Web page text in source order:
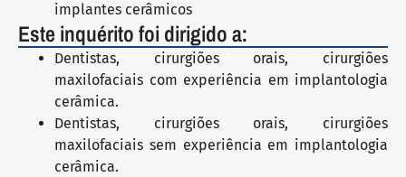
implantes cerâmicos
Este inquérito foi dirigido a:
Dentistas, cirurgiões orais, cirurgiões
maxilofaciais com experiência em implantologia
cerâmica.
Dentistas, cirurgiões orais, cirurgiões
maxilofaciais sem experiência em implantologia
cerâmica.